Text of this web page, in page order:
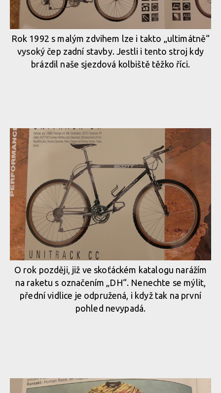
Rok 1992 s malým zdvihem lze i takto „ultimátně“
vysoký čep zadní stavby. Jestli i tento stroj kdy
brázdil naše sjezdová kolbiště těžko říci.
O rok později, již ve skoťáckém katalogu narážím
na raketu s označením „DH“. Nenechte se mýlit,
přední vidlice je odpružená, i když tak na první
pohled nevypadá.